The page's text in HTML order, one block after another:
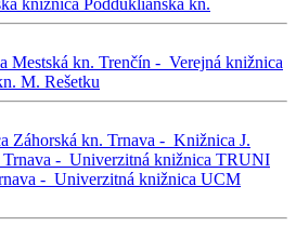
Mestská kn. Trenčín - Verejná knižnica
M. Rešetku
Záhorská kn. Trnava - Knižnica J.
Trnava - Univerzitná knižnica TRUNI
- Univerzitná knižnica UCM